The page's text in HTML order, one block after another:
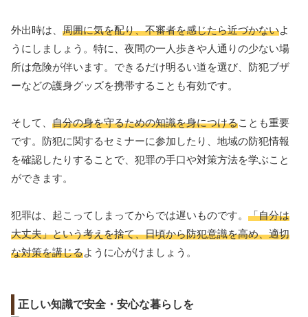
外出時は、 周囲に気を配り、不審者を感じたら近づかないよ
うにしましょう。特に、夜間の一人歩きや人通りの少ない場
所は危険が伴います。できるだけ明るい道を選び、防犯ブザ
ーなどの護身グッズを携帯することも有効です。
そして、 自分の身を守るための知識を身につけることも重要
です。防犯に関するセミナーに参加したり、地域の防犯情報
を確認したりすることで、犯罪の手口や対策方法を学ぶこと
ができます。
犯罪は、起こってしまってからでは遅いものです。 「自分は
大丈夫」という考えを捨て、日頃から防犯意識を高め、適切
な対策を講じるように心がけましょう。
正しい知識で安全・安心な暮らしを